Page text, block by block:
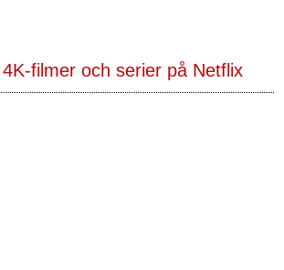
filmer och serier på Netflix